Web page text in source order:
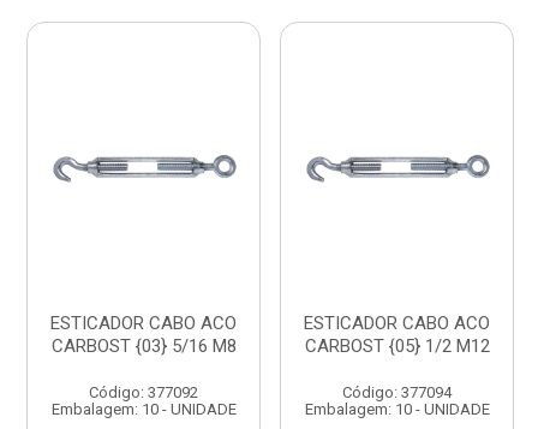
ESTICADOR CABO ACO
CARBOST {03} 5/16 M8
Código: 377092
Embalagem: 10 - UNIDADE
ESTICADOR CABO ACO
CARBOST {05} 1/2 M12
Código: 377094
Embalagem: 10 - UNIDADE